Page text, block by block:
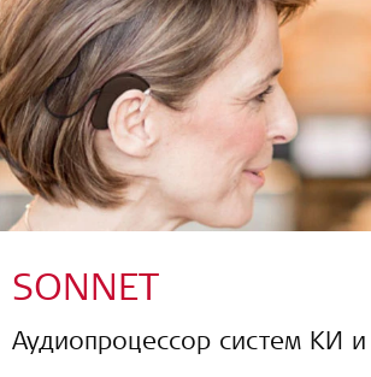
SONNET
Аудиопроцессор систем КИ и